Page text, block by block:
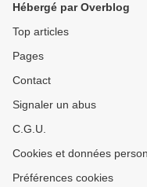
Hébergé par Overblog
Top articles
Pages
Contact
Signaler un abus
C.G.U.
Cookies et données
Préférences cookies